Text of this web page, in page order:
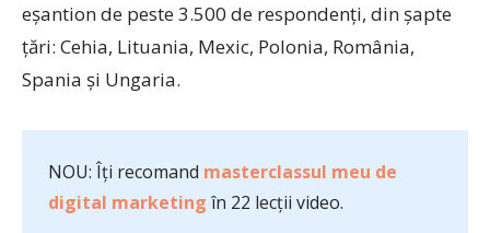
eșantion de peste 3.500 de respondenți, din șapte
țări: Cehia, Lituania, Mexic, Polonia, România,
Spania și Ungaria.
NOU: Îți recomand masterclassul meu de
digital marketing în 22 lecții video.